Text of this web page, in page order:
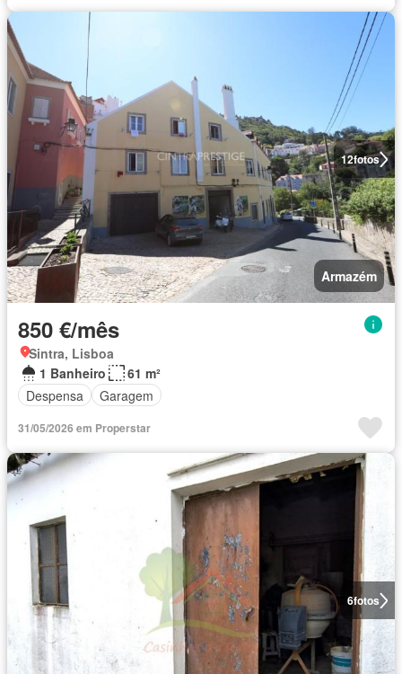
12fotos
Armazém
850 €/mês
Sintra, Lisboa
1 Banheiro
61 m²
Despensa
Garagem
31/05/2026 em Properstar
6fotos